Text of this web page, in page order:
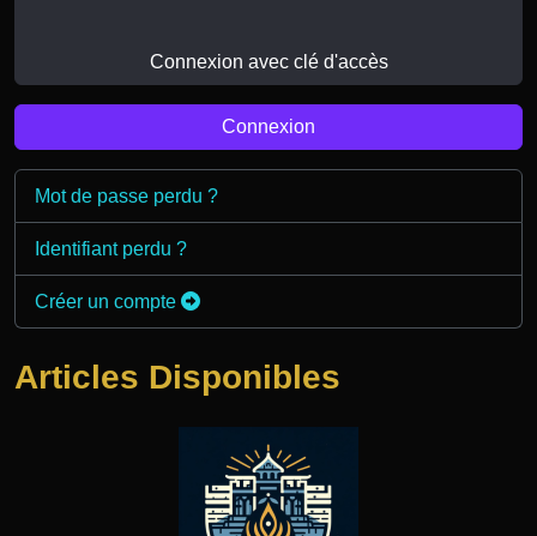
Connexion avec clé d'accès
Connexion
Mot de passe perdu ?
Identifiant perdu ?
Créer un compte
Articles Disponibles